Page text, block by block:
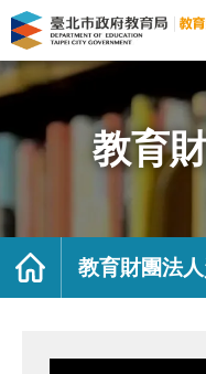
教
育
團
資
料
府
局
法
網
站
選
教育
首
教育財團法